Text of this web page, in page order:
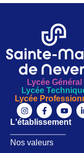
Lycée Général
Lycée
Lycée
L'établissement
Nos valeurs​